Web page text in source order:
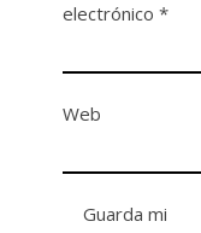
electrónico*
Web
Guarda mi